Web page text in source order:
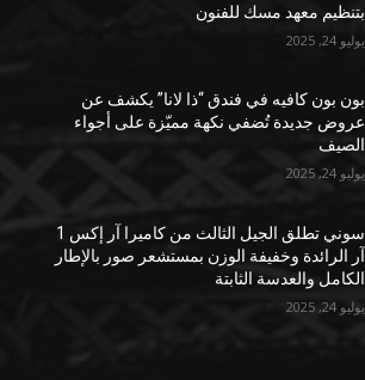
بتنظيم معهد مسك للفنون
يوليو 24, 2025
بون بون كافيه في فندق “ذا لانا” يكشف عن
عروض جديدة تُضفي نكهة مميّزة على أجواء
الصيف
يوليو 24, 2025
سوني تطلق الجيل الثالث من كاميرا آر إكس 1
آر الرائدة وخفيفة الوزن بمستشعر صور بالإطار
الكامل والعدسة الثابتة
يوليو 24, 2025